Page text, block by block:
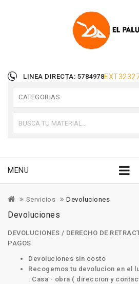
LINEA DIRECTA: 5784978EXT
CATEGORIAS
MENU
Servicios Devoluciones
Devoluciones
DEVOLUCIONES / DERECHO DE
PAGOS
Devoluciones sin costo
Recogemos tu devolucion en el
: Casa - obra ( direccion y